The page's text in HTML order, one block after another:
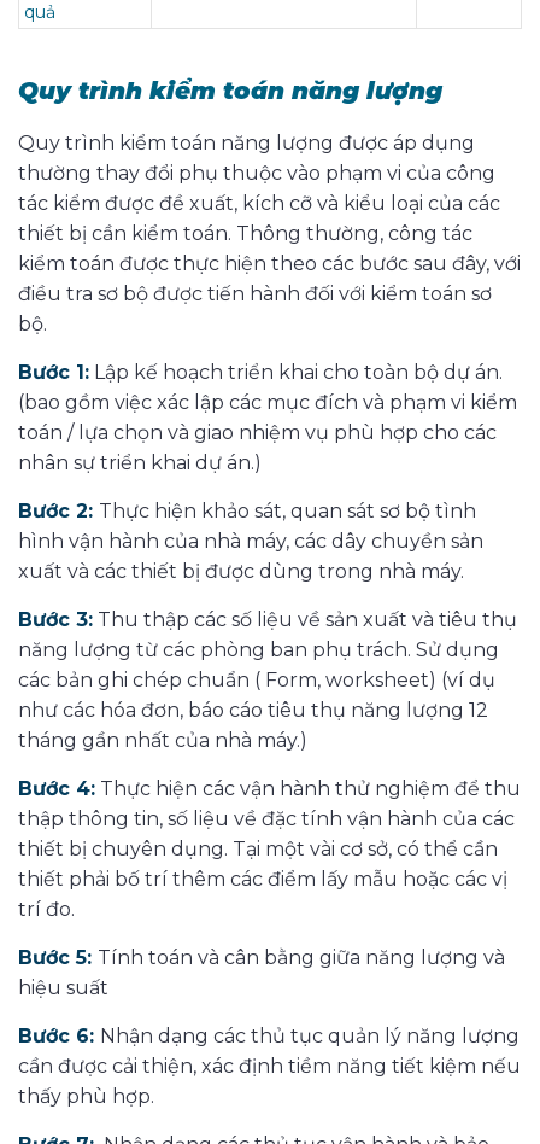
quả
Quy trình kiểm toán năng lượng
Quy trình kiểm toán năng lượng được áp dụng
thường thay đổi phụ thuộc vào phạm vi của công
tác kiểm được đề xuất, kích cỡ và kiểu loại của các
thiết bị cần kiểm toán. Thông thường, công tác
kiểm toán được thực hiện theo các bước sau đây, với
điều tra sơ bộ được tiến hành đối với kiểm toán sơ
bộ.
Bước 1: Lập kế hoạch triển khai cho toàn bộ dự án.
(bao gồm việc xác lập các mục đích và phạm vi kiểm
toán / lựa chọn và giao nhiệm vụ phù hợp cho các
nhân sự triển khai dự án.)
Bước 2: Thực hiện khảo sát, quan sát sơ bộ tình
hình vận hành của nhà máy, các dây chuyền sản
xuất và các thiết bị được dùng trong nhà máy.
Bước 3: Thu thập các số liệu về sản xuất và tiêu thụ
năng lượng từ các phòng ban phụ trách. Sử dụng
các bản ghi chép chuẩn ( Form, worksheet) (ví dụ
như các hóa đơn, báo cáo tiêu thụ năng lượng 12
tháng gần nhất của nhà máy.)
Bước 4: Thực hiện các vận hành thử nghiệm để thu
thập thông tin, số liệu về đặc tính vận hành của các
thiết bị chuyên dụng. Tại một vài cơ sở, có thể cần
thiết phải bố trí thêm các điểm lấy mẫu hoặc các vị
trí đo.
Bước 5: Tính toán và cân bằng giữa năng lượng và
hiệu suất
Bước 6: Nhận dạng các thủ tục quản lý năng lượng
cần được cải thiện, xác định tiềm năng tiết kiệm nếu
thấy phù hợp.